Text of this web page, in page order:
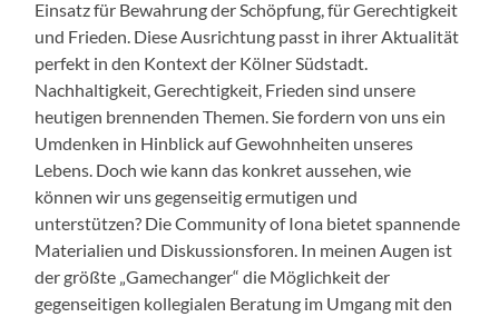
Einsatz für Bewahrung der Schöpfung, für Gerechtigkeit
und Frieden. Diese Ausrichtung passt in ihrer Aktualität
perfekt in den Kontext der Kölner Südstadt.
Nachhaltigkeit, Gerechtigkeit, Frieden sind unsere
heutigen brennenden Themen. Sie fordern von uns ein
Umdenken in Hinblick auf Gewohnheiten unseres
Lebens. Doch wie kann das konkret aussehen, wie
können wir uns gegenseitig ermutigen und
unterstützen? Die Community of Iona bietet spannende
Materialien und Diskussionsforen. In meinen Augen ist
der größte „Gamechanger“ die Möglichkeit der
gegenseitigen kollegialen Beratung im Umgang mit den